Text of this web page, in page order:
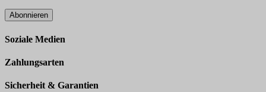
Abonnieren
Soziale Medien
Zahlungsarten
Sicherheit & Garantien